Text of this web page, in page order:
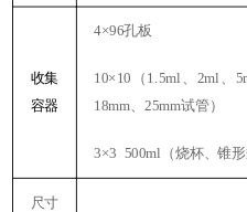
收集
容器
4×96孔板
10× 10 （ 1.5ml 、 2ml 、
18mm、25mm试管）
3×3 500ml （烧杯、锥
尺寸